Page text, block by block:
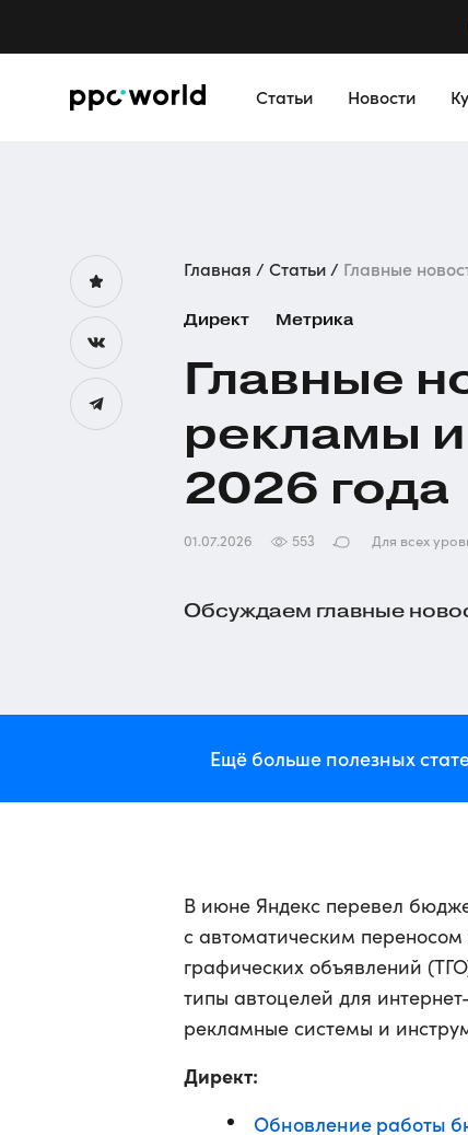
Статьи Новости
Главная Статьи Главные
Директ Метрика
Главные
рекламы
2026 года
01.07.2026 553 Для всех
Обсуждаем главные
Ещё больше полезных
В июне Яндекс перевел
с автоматическим
графических объявлений
типы автоцелей для
рекламные системы и
Директ:
Обновление работы